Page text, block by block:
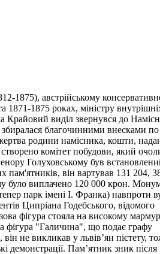
1875), австрійському
1871-1875 роках, міністру
Крайовий виділ звернувся до
благочинними внесками по
родини намісника, кошти,
комітет побудови, який
Голуховському був
пам'ятників, він вартував 131 204,
було виплачено 120 000 крон.
парк імені І. Франка) навпроти
Ципріана Годебського, відомого
фігура стояла на високому
фігура "Галичина", що подає графу
не викликав у львів’ян пієтету,
демонстрації. Пам’ятник зник після